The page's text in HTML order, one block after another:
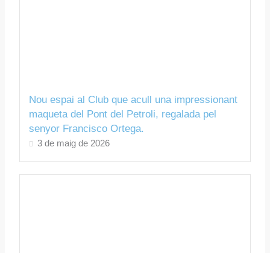
Nou espai al Club que acull una impressionant
maqueta del Pont del Petroli, regalada pel
senyor Francisco Ortega.
3 de maig de 2026